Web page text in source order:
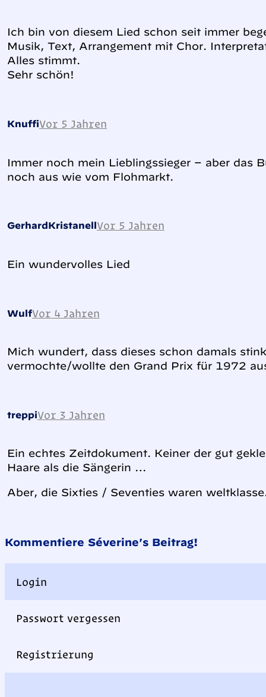
Ich bin von diesem Lied schon seit immer
Musik, Text, Arrangement mit Chor.
Alles stimmt.
Sehr schön!
KnuffiVor 5 Jahren
Immer noch mein Lieblingssieger – aber das
noch aus wie vom Flohmarkt.
GerhardKristanellVor 5 Jahren
Ein wundervolles Lied
WulfVor 4 Jahren
Mich wundert, dass dieses schon damals
vermochte/wollte den Grand Prix für 1972
treppiVor 3 Jahren
Ein echtes Zeitdokument. Keiner der gut
Haare als die Sängerin …
Aber, die Sixties / Seventies waren
Kommentiere Séverine's Beitrag!
Login
Passwort vergessen
Registrierung